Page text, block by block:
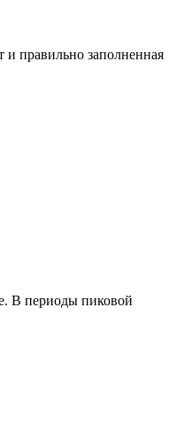
и правильно заполненная
В периоды пиковой